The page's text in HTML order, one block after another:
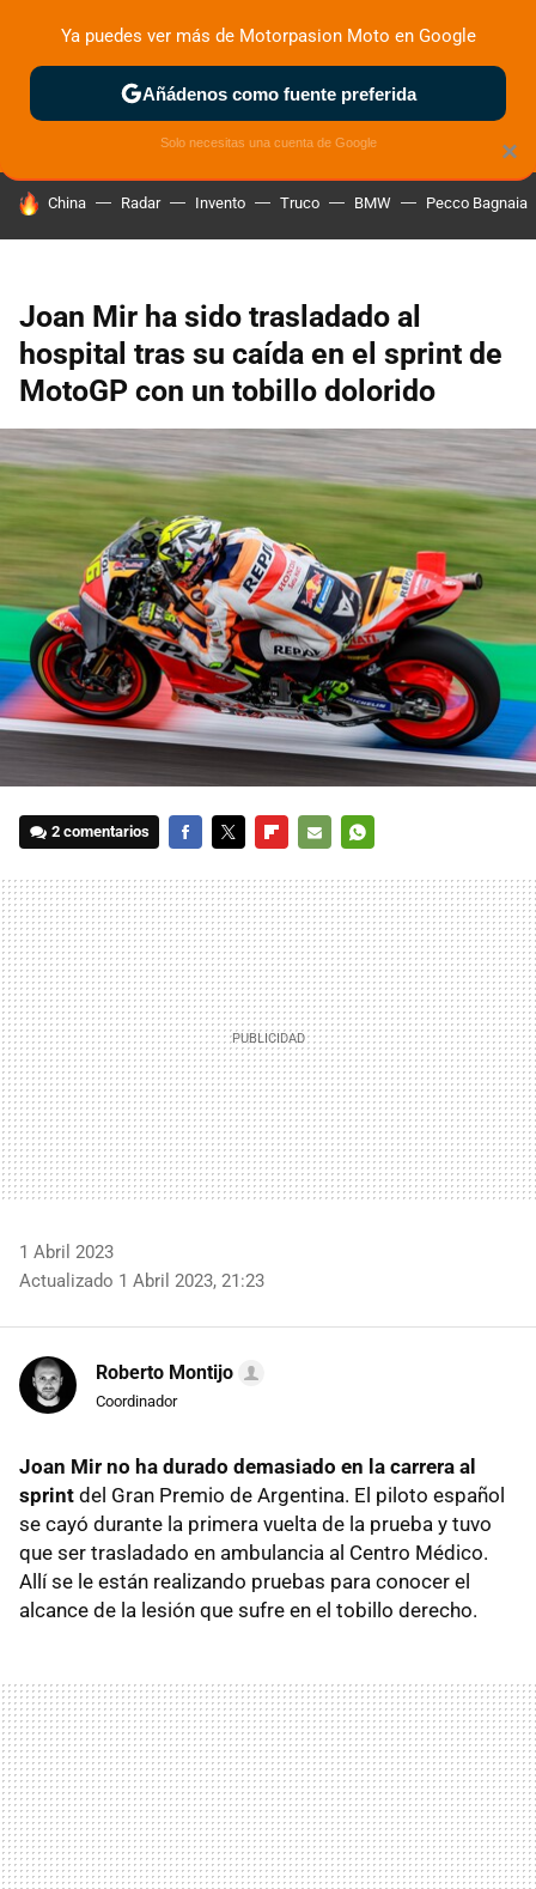
ZONA DE PRUEBAS DEPORTIVAS MOTOS ELÉCTRICAS
HOY SE HABLA DE
China Radar Invento Truco BMW Pecco Bagnaia
Joan Mir ha sido trasladado al
hospital tras su caída en el sprint de
MotoGP con un tobillo dolorido
2 comentarios
MAIL
1 Abril 2023
Actualizado 1 Abril 2023, 21:23
Roberto Montijo
Coordinador
Joan Mir no ha durado demasiado en la carrera al
sprint del Gran Premio de Argentina. El piloto español
se cayó durante la primera vuelta de la prueba y tuvo
que ser trasladado en ambulancia al Centro Médico.
Allí se le están realizando pruebas para conocer el
alcance de la lesión que sufre en el tobillo derecho.
×
Ya puedes ver más de Motorpasion Moto en Google
Añádenos como fuente preferida
Solo necesitas una cuenta de Google